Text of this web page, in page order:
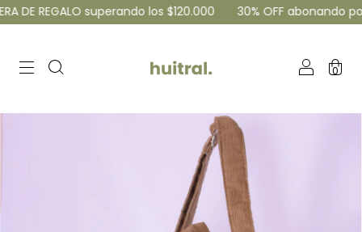
DE REGALO superando los $120.000 30% OFF abonando
0